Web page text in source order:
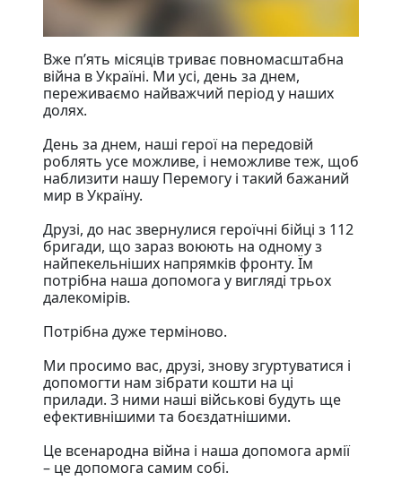
Вже п’ять місяців триває повномасштабна
війна в Україні. Ми усі, день за днем,
переживаємо найважчий період у наших
долях.
День за днем, наші герої на передовій
роблять усе можливе, і неможливе теж, щоб
наблизити нашу Перемогу і такий бажаний
мир в Україну.
Друзі, до нас звернулися героїчні бійці з 112
бригади, що зараз воюють на одному з
найпекельніших напрямків фронту. Їм
потрібна наша допомога у вигляді трьох
далекомірів.
Потрібна дуже терміново.
Ми просимо вас, друзі, знову згуртуватися і
допомогти нам зібрати кошти на ці
прилади. З ними наші військові будуть ще
ефективнішими та боєздатнішими.
Це всенародна війна і наша допомога армії
– це допомога самим собі.